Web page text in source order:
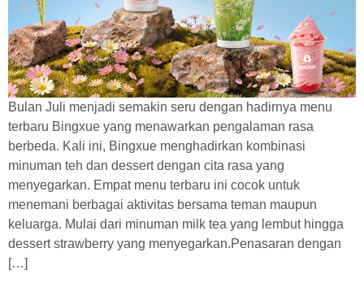
Bulan Juli menjadi semakin seru dengan hadirnya menu
terbaru Bingxue yang menawarkan pengalaman rasa
berbeda. Kali ini, Bingxue menghadirkan kombinasi
minuman teh dan dessert dengan cita rasa yang
menyegarkan. Empat menu terbaru ini cocok untuk
menemani berbagai aktivitas bersama teman maupun
keluarga. Mulai dari minuman milk tea yang lembut hingga
dessert strawberry yang menyegarkan.Penasaran dengan
[…]